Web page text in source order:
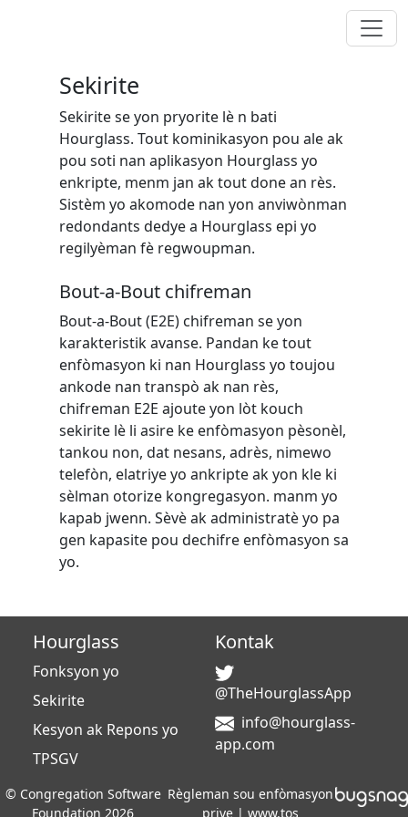
Sekirite
Sekirite se yon pryorite lè n bati
Hourglass. Tout kominikasyon pou ale ak
pou soti nan aplikasyon Hourglass yo
enkripte, menm jan ak tout done an rès.
Sistèm yo akomode nan yon anviwònman
redondants dedye a Hourglass epi yo
regilyèman fè regwoupman.
Bout-a-Bout chifreman
Bout-a-Bout (E2E) chifreman se yon
karakteristik avanse. Pandan ke tout
enfòmasyon ki nan Hourglass yo toujou
ankode nan transpò ak nan rès,
chifreman E2E ajoute yon lòt kouch
sekirite lè li asire ke enfòmasyon pèsonèl,
tankou non, dat nesans, adrès, nimewo
telefòn, elatriye yo ankripte ak yon kle ki
sèlman otorize kongregasyon. manm yo
kapab jwenn. Sèvè ak administratè yo pa
gen kapasite pou dechifre enfòmasyon sa
yo.
Hourglass
Fonksyon yo
Sekirite
Kesyon ak Repons yo
TPSGV
Kontak
@TheHourglassApp
info@hourglass-
app.com
© Congregation Software
Foundation 2026
Règleman sou enfòmasyon
prive |www.tos